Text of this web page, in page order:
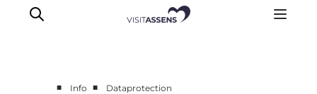
■ Info ■ Dataprotection